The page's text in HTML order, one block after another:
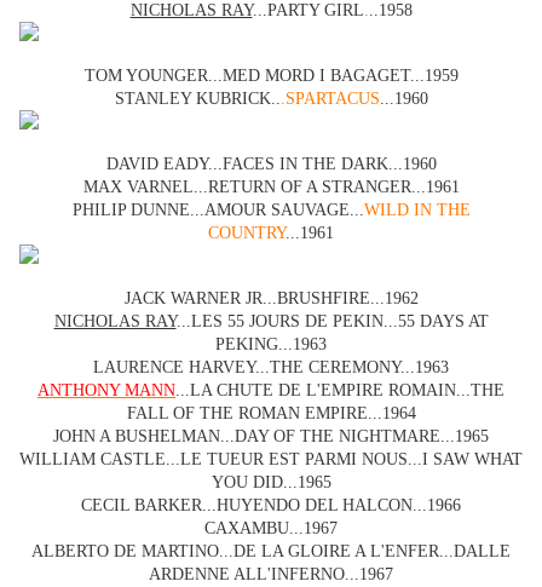
NICHOLAS RAY...PARTY GIRL...1958
TOM YOUNGER...MED MORD I BAGAGET...1959
STANLEY KUBRICK...SPARTACUS...1960
DAVID EADY...FACES IN THE DARK...1960
MAX VARNEL...RETURN OF A STRANGER...1961
PHILIP DUNNE...AMOUR SAUVAGE...WILD IN THE
COUNTRY...1961
JACK WARNER JR...BRUSHFIRE...1962
NICHOLAS RAY...LES 55 JOURS DE PEKIN...55 DAYS AT
PEKING...1963
LAURENCE HARVEY...THE CEREMONY...1963
ANTHONY MANN...LA CHUTE DE L'EMPIRE ROMAIN...THE
FALL OF THE ROMAN EMPIRE...1964
JOHN A BUSHELMAN...DAY OF THE NIGHTMARE...1965
WILLIAM CASTLE...LE TUEUR EST PARMI NOUS...I SAW WHAT
YOU DID...1965
CECIL BARKER...HUYENDO DEL HALCON...1966
CAXAMBU...1967
ALBERTO DE MARTINO...DE LA GLOIRE A L'ENFER...DALLE
ARDENNE ALL'INFERNO...1967